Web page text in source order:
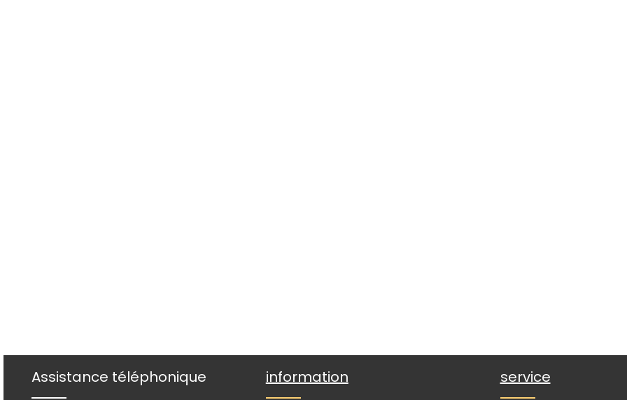
Assistance téléphonique information service